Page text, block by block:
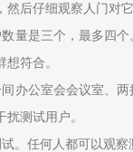
后仔细观察人门对
量是三个，最多四
符合。
办公室会会议室、
测试用户。
。任何人都可以观察